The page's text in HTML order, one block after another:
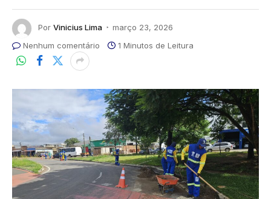
Por Vinicius Lima
março 23, 2026
Nenhum comentário
1 Minutos de Leitura